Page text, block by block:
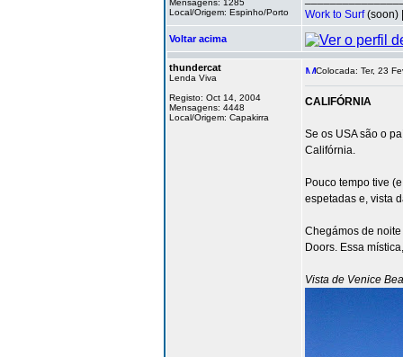
Mensagens: 1285
Local/Origem: Espinho/Porto
Work to Surf(soon)
Voltar acima
thundercat
Lenda Viva
Registo: Oct 14, 2004
Mensagens: 4448
Local/Origem: Capakirra
Colocada: Ter, 23
CALIFÓRNIA
Se os USA são o
Califórnia.
Pouco tempo tive
espetadas e, vista
Chegámos de
Doors. Essa
Vista de Venice